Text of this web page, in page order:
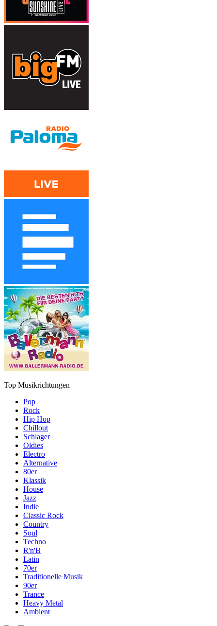
Top Musikrichtungen
Pop
Rock
Hip Hop
Chillout
Schlager
Oldies
Electro
Alternative
80er
Klassik
House
Jazz
Indie
Classic Rock
Country
Soul
Techno
R'n'B
Latin
70er
Traditionelle Musik
90er
Trance
Heavy Metal
Ambient